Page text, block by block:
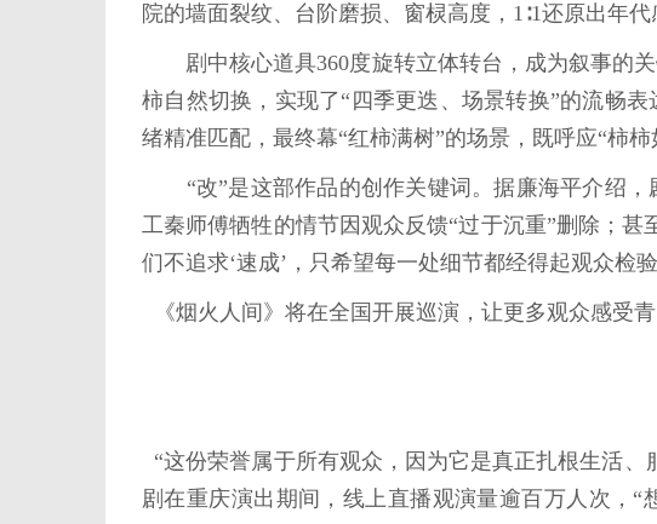
院的墙面裂纹、台阶磨损、窗棂高度，1∶1还原出年代
剧中核心道具360度旋转立体转台，成为叙事的关
柿自然切换，实现了“四季更迭、场景转换”的流畅
绪精准匹配，最终幕“红柿满树”的场景，既呼应“柿
“改”是这部作品的创作关键词。据廉海平介绍，
工秦师傅牺牲的情节因观众反馈“过于沉重”删除；
们不追求‘速成’，只希望每一处细节都经得起观众检验
《烟火人间》将在全国开展巡演，让更多观众感受青
“这份荣誉属于所有观众，因为它是真正扎根生活
剧在重庆演出期间，线上直播观演量逾百万人次，